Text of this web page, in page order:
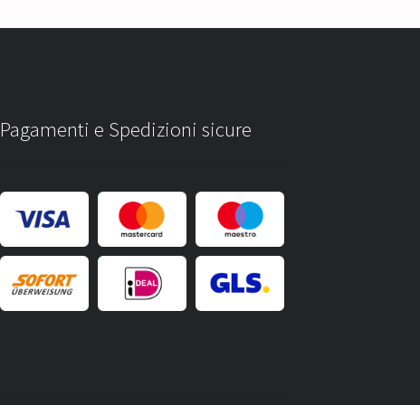
Pagamenti e Spedizioni sicure